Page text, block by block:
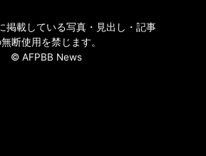
掲載している写真・見出し・記事
断使用を禁じます。
© AFPBB News